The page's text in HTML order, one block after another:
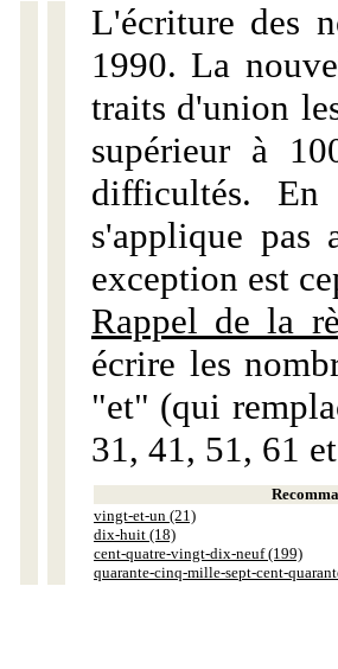
L'écriture des
1990. La
traits d'union
supérieur à
difficultés. En
s'applique
exception est
Rappel de la
écrire les
"et" (qui
31, 41, 51, 61
vingt-et-un (21)
dix-huit (18)
cent-quatre-vingt-dix-neuf (199)
quarante-cinq-mille-sept-cent-